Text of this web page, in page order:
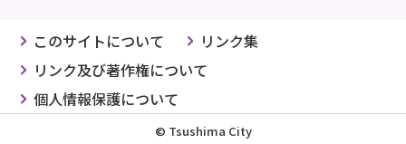
このサイトについて
リンク集
リンク及び著作権について
個人情報保護について
© Tsushima City